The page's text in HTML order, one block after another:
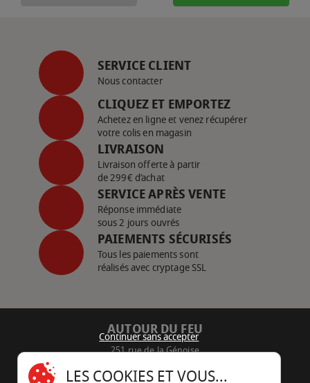
SERVICE CLIENT
Nous contacter
CLIQUEZ ET EMPORTEZ
Achetez en ligne et venez récupérer
votre colis en magasin
LIVRAISON
Livraison offerte à partir
de 299€ d’achat
SERVICE APRÈS VENTE
Réponse immédiate
sous 2 jours ouvrés
PAIEMENTS SÉCURISÉS
Tous les paiements sont
réalisés avec cryptage SSL
AUTOUR DU FEU
251 rue de la Génoise
Continuer sans accepter
LES COOKIES ET VOUS...